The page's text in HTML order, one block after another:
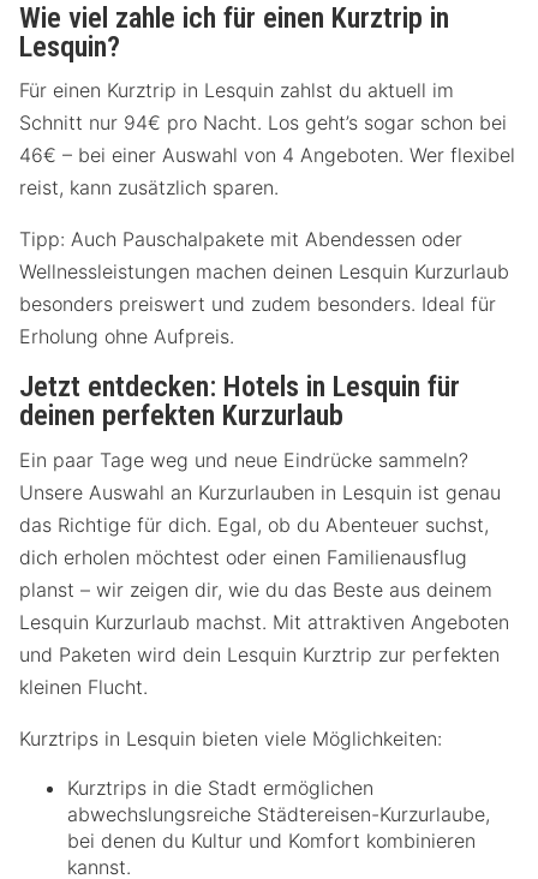
Wie viel zahle ich für einen Kurztrip in
Lesquin?
Für einen Kurztrip in Lesquin zahlst du aktuell im
Schnitt nur 94€ pro Nacht. Los geht’s sogar schon bei
46€ – bei einer Auswahl von 4 Angeboten. Wer flexibel
reist, kann zusätzlich sparen.
Tipp: Auch Pauschalpakete mit Abendessen oder
Wellnessleistungen machen deinen Lesquin Kurzurlaub
besonders preiswert und zudem besonders. Ideal für
Erholung ohne Aufpreis.
Jetzt entdecken: Hotels in Lesquin für
deinen perfekten Kurzurlaub
Ein paar Tage weg und neue Eindrücke sammeln?
Unsere Auswahl an Kurzurlauben in Lesquin ist genau
das Richtige für dich. Egal, ob du Abenteuer suchst,
dich erholen möchtest oder einen Familienausflug
planst – wir zeigen dir, wie du das Beste aus deinem
Lesquin Kurzurlaub machst. Mit attraktiven Angeboten
und Paketen wird dein Lesquin Kurztrip zur perfekten
kleinen Flucht.
Kurztrips in Lesquin bieten viele Möglichkeiten:
Kurztrips in die Stadt ermöglichen
abwechslungsreiche Städtereisen-Kurzurlaube,
bei denen du Kultur und Komfort kombinieren
kannst.